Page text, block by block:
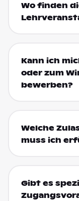
Wo finden
Kann ich
oder zum
bewerben?
Welche
muss ich
Gibt es